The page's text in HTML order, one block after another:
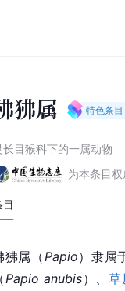
狒属 特色条目
长目猴科下的一属动物
为本条目
目
狒属（ Papio）隶属
（ Papio anubis）、草